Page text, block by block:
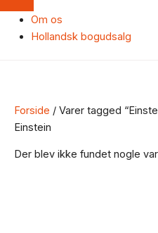
Om os
Hollandsk bogudsalg
Forside / Varer tagged
Einstein
Der blev ikke fundet nogle